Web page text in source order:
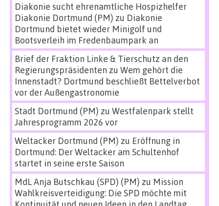
Diakonie sucht ehrenamtliche Hospizhelfer
Diakonie Dortmund (PM) zu Diakonie
Dortmund bietet wieder Minigolf und
Bootsverleih im Fredenbaumpark an
Brief der Fraktion Linke & Tierschutz an den
Regierungspräsidenten zu Wem gehört die
Innenstadt? Dortmund beschließt Bettelverbot
vor der Außengastronomie
Stadt Dortmund (PM) zu Westfalenpark stellt
Jahresprogramm 2026 vor
Weltacker Dortmund (PM) zu Eröffnung in
Dortmund: Der Weltacker am Schultenhof
startet in seine erste Saison
MdL Anja Butschkau (SPD) (PM) zu Mission
Wahlkreisverteidigung: Die SPD möchte mit
Kontinuität und neuen Ideen in den Landtag